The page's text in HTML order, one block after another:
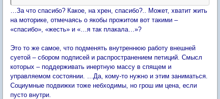
…За что спасибо? Какое, на хрен, спасибо?.. Может, хватит жить
на моторике, отмечаясь о якобы прожитом вот такими –
«спасибо», «жесть» и «…я так плакала…»?
Это то же самое, что подменять внутреннюю работу внешней
суетой – сбором подписей и распространением петиций. Смысл
которых – поддерживать инертную массу в спящем и
управляемом состоянии. …Да, кому-то нужно и этим заниматься.
Социумные подвижки тоже небходимы, но грош им цена, если
пусто внутри.